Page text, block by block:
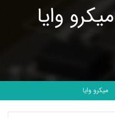
وایا
میکرو وایا